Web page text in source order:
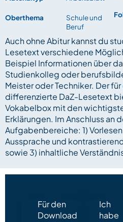
Oberthema
Schule und
Beruf
Auch ohne Abitur kannst du
Lesetext verschiedene
Beispiel Informationen über
Studienkolleg oder
Meister oder Techniker. Der
differenzierte DaZ-Lesetext
Vokabelbox mit den
Erklärungen. Im Anschluss an
Aufgabenbereiche: 1)
Aussprache und
sowie 3) inhaltliche
Für den
Download
Ich
habe